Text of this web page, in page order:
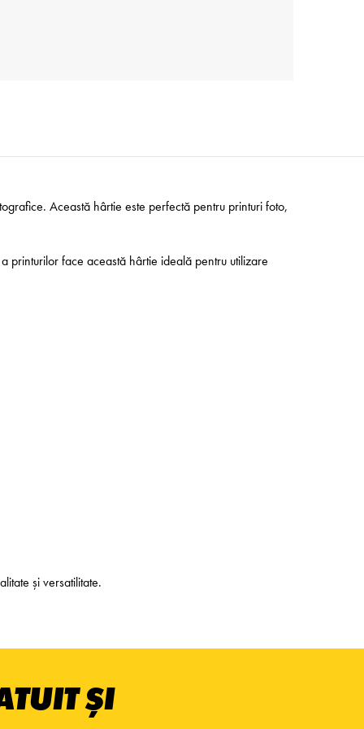
Această hârtie este perfectă pentru printuri foto,
printurilor face această hârtie ideală pentru utilizare
și versatilitate.
ȘI